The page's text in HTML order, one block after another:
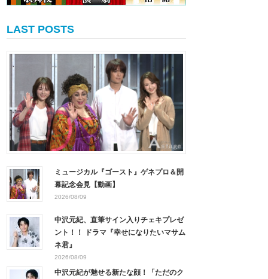
LAST POSTS
ミュージカル『ゴースト』ゲネプロ＆開
幕記念会見【動画】
2026/08/09
中沢元紀、直筆サイン入りチェキプレゼ
ント！！ ドラマ『幸せになりたいマサム
ネ君』
2026/08/09
中沢元紀が魅せる新たな顔！「ただのク